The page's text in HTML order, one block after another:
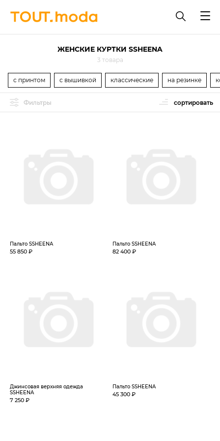
ЖЕНСКИЕ КУРТКИ SSHEENA
3 товара
с принтом с вышивкой классические на резинке
Фильтры сортировать
Пальто SSHEENA
55 850 ₽
Пальто SSHEENA
82 400 ₽
Джинсовая верхняя одежда
SSHEENA
7 250 ₽
Пальто SSHEENA
45 300 ₽